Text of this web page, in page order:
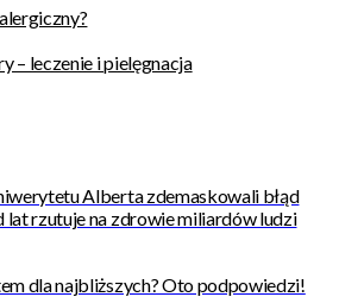
– leczenie i pielęgnacja
Alberta zdemaskowali błąd
rzutuje na zdrowie miliardów ludzi
dla najbliższych? Oto podpowiedzi!